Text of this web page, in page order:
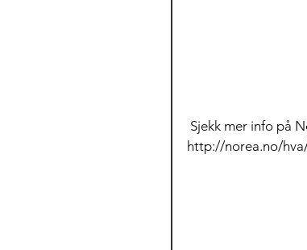
Sjekk mer info på
http://norea.no/